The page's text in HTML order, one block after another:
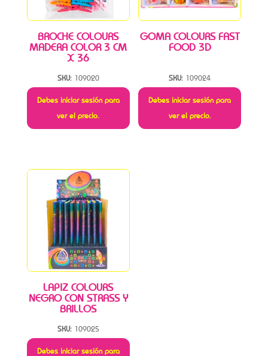
BROCHE COLOURS
MADERA COLOR 3 CM
X 36
SKU: 109020
Debes iniciar sesión para
ver el precio.
GOMA COLOURS FAST
FOOD 3D
SKU: 109024
Debes iniciar sesión para
ver el precio.
LAPIZ COLOURS
NEGRO CON STRASS Y
BRILLOS
SKU: 109025
Debes iniciar sesión para